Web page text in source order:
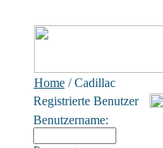
Home/ Cadillac
Registrierte Benutzer
Benutzername: